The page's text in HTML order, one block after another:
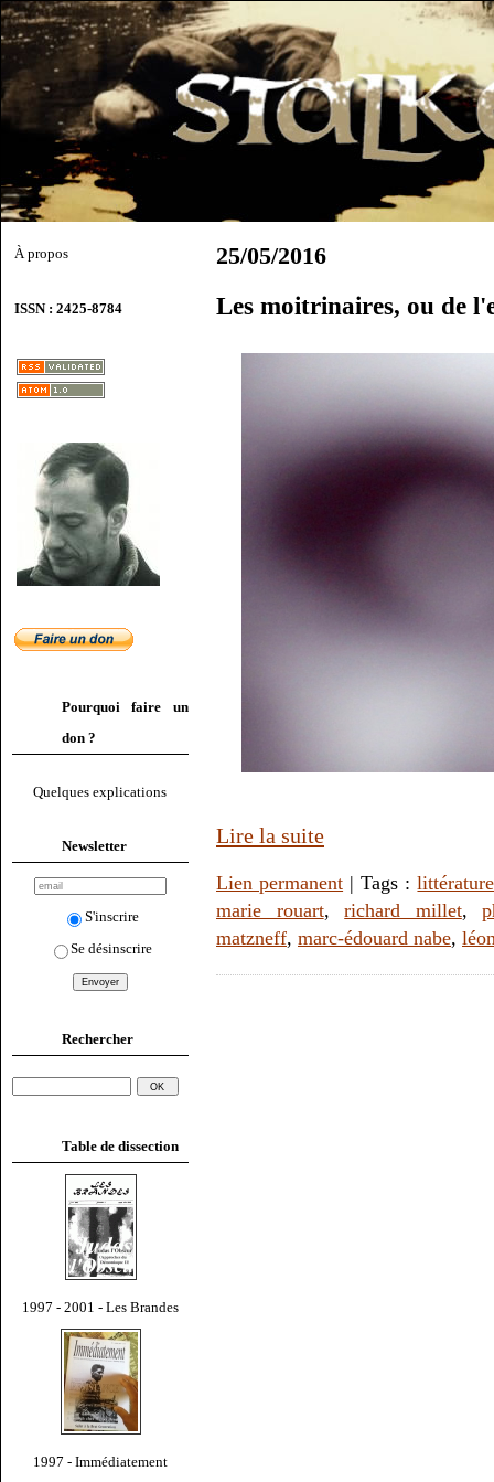
À propos
ISSN : 2425-8784
Pourquoi faire un
don ?
Quelques explications
Newsletter
S'inscrire
Se désinscrire
Rechercher
Table de dissection
1997 - 2001 - Les Brandes
1997 - Immédiatement
25/05/2016
Les moitrinaires, ou de
Lire la suite
Lien permanent | Tags :littérature
marie rouart,richard millet,
matzneff, marc-édouard nabe,